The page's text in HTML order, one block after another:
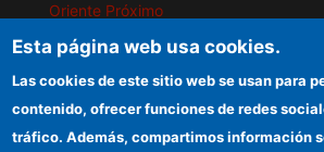
Oriente Próximo
Instituto de Políticas y Bienes Públicos
IEGD
Esta página web usa cookies.
Las cookies de este sitio web se usan para
contenido, ofrecer funciones de redes
tráfico. Además, compartimos información